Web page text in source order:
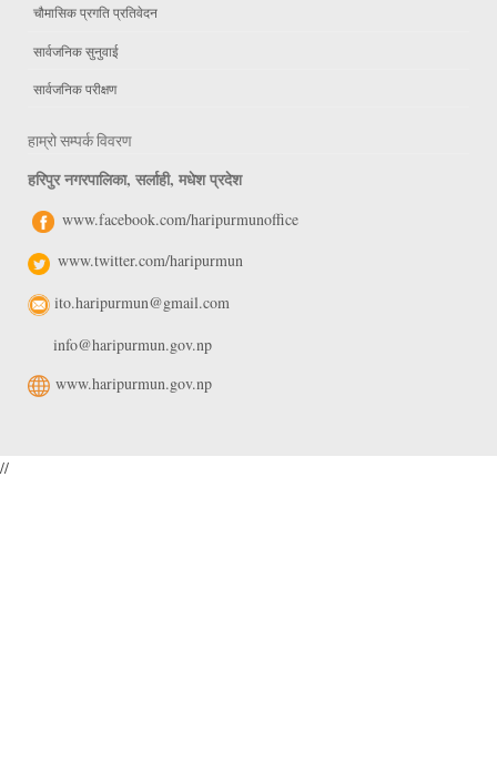
चौमासिक प्रगति प्रतिवेदन
सार्वजनिक सुनुवाई
सार्वजनिक परीक्षण
हाम्रो सम्पर्क विवरण
हरिपुर नगरपालिका, सर्लाही, मधेश प्रदेश
www.facebook.com/haripurmunoffice
www.twitter.com/haripurmun
ito.haripurmun@gmail.com
info@haripurmun.gov.np
www.haripurmun.gov.np
//